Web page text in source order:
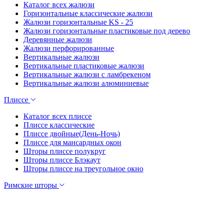
Каталог всех жалюзи
Горизонтальные классические жалюзи
Жалюзи горизонтальные KS - 25
Жалюзи горизонтальные пластиковые под дерево
Деревянные жалюзи
Жалюзи перфорированные
Вертикальные жалюзи
Вертикальные пластиковые жалюзи
Вертикальные жалюзи с ламбрекеном
Вертикальные жалюзи алюминиевые
Плиссе
Каталог всех плиссе
Плиссе классические
Плиссе двойные(День-Ночь)
Плиссе для мансардных окон
Шторы плиссе полукруг
Шторы плиссе Блэкаут
Шторы плиссе на треугольное окно
Римские шторы